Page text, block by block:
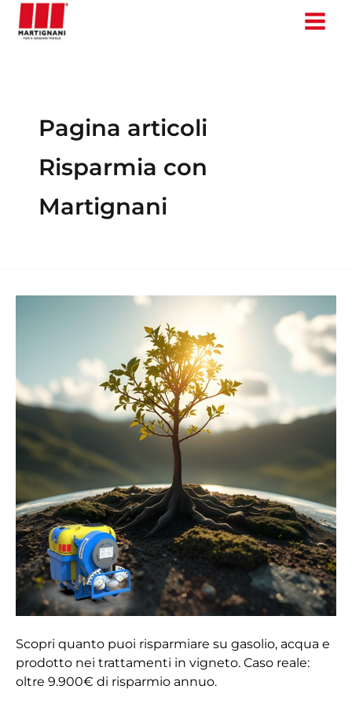
Pagina articoli
Risparmia con
Martignani
Scopri quanto puoi risparmiare su gasolio, acqua e
prodotto nei trattamenti in vigneto. Caso reale:
oltre 9.900€ di risparmio annuo.
10.000€/anno
con
Martignani: